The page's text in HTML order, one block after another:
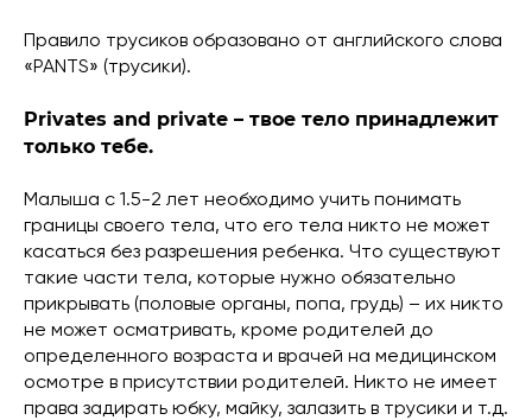
Правило трусиков образовано от английского слова
«PANTS» (трусики).
Privates and private – твое тело принадлежит
только тебе.
Малыша с 1.5-2 лет необходимо учить понимать
границы своего тела, что его тела никто не может
касаться без разрешения ребенка. Что существуют
такие части тела, которые нужно обязательно
прикрывать (половые органы, попа, грудь) – их никто
не может осматривать, кроме родителей до
определенного возраста и врачей на медицинском
осмотре в присутствии родителей. Никто не имеет
права задирать юбку, майку, залазить в трусики и т.д.